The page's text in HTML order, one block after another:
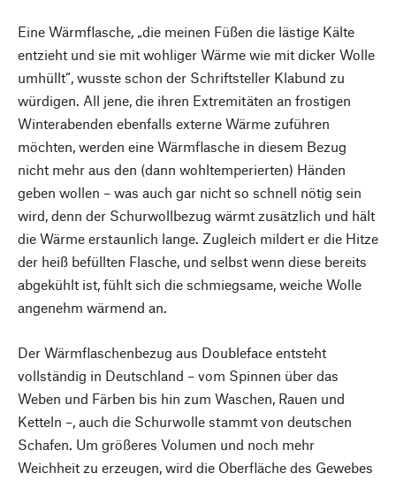
Eine Wärmflasche, „die meinen Füßen die lästige Kälte
entzieht und sie mit wohliger Wärme wie mit dicker Wolle
umhüllt“, wusste schon der Schriftsteller Klabund zu
würdigen. All jene, die ihren Extremitäten an frostigen
Winterabenden ebenfalls externe Wärme zuführen
möchten, werden eine Wärmflasche in diesem Bezug
nicht mehr aus den (dann wohltemperierten) Händen
geben wollen – was auch gar nicht so schnell nötig sein
wird, denn der Schurwollbezug wärmt zusätzlich und hält
die Wärme erstaunlich lange. Zugleich mildert er die Hitze
der heiß befüllten Flasche, und selbst wenn diese bereits
abgekühlt ist, fühlt sich die schmiegsame, weiche Wolle
angenehm wärmend an.
Der Wärmflaschenbezug aus Doubleface entsteht
vollständig in Deutschland – vom Spinnen über das
Weben und Färben bis hin zum Waschen, Rauen und
Ketteln –, auch die Schurwolle stammt von deutschen
Schafen. Um größeres Volumen und noch mehr
Weichheit zu erzeugen, wird die Oberfläche des Gewebes